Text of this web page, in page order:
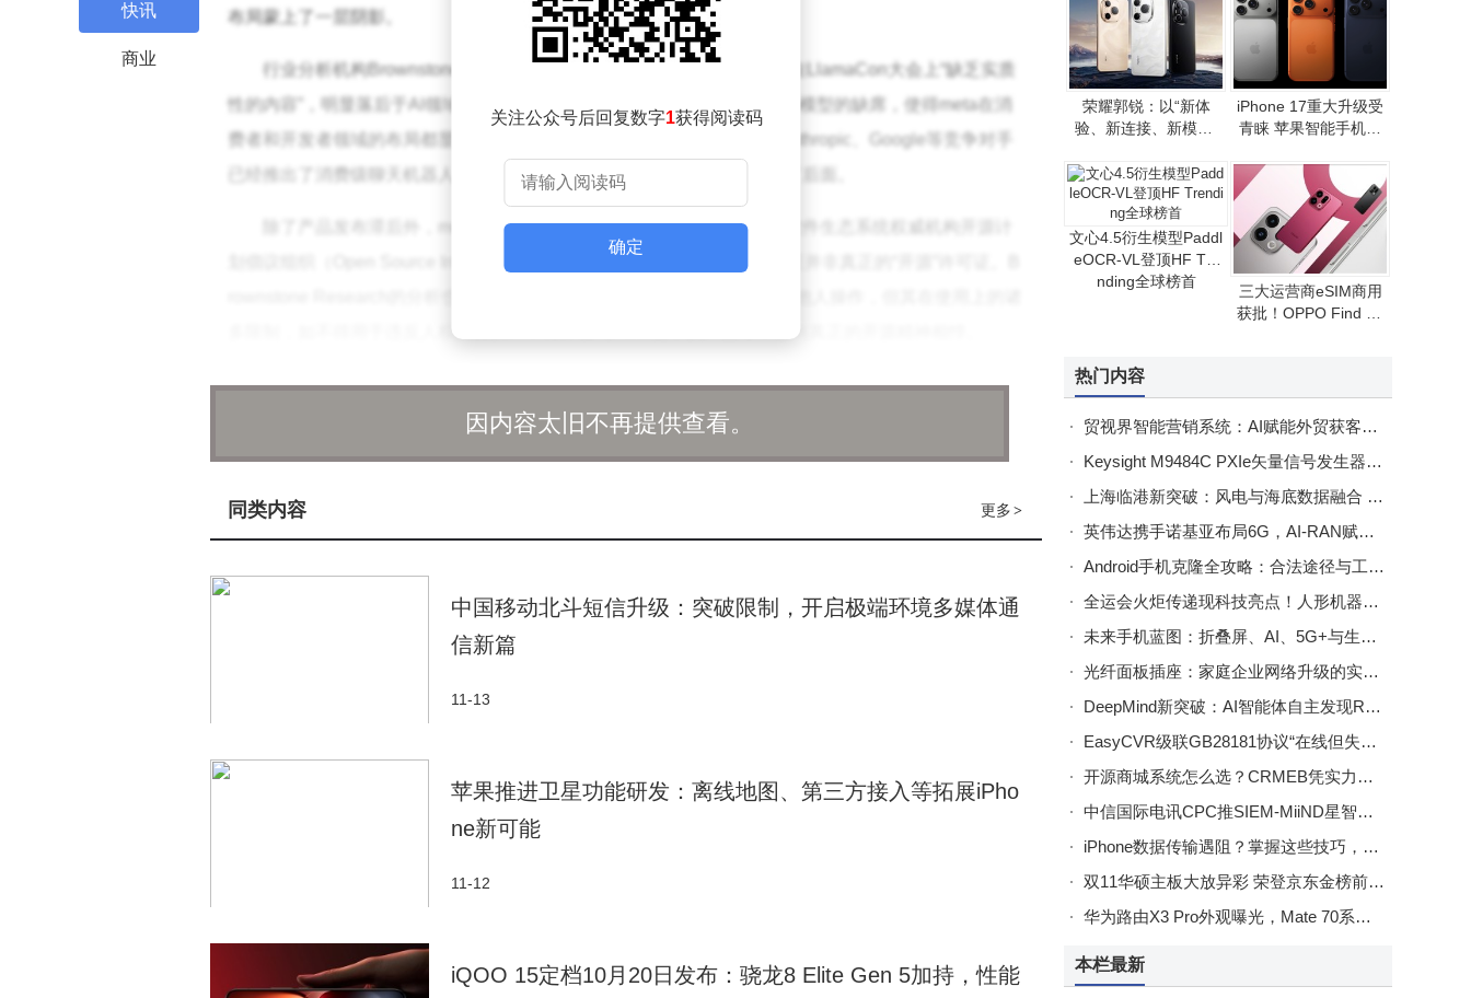
快讯
商业
布局蒙上了一层阴影。
行业分析机构Brownstone Research在会后发布的报告中指出，me
ta在LlamaCon大会上“缺乏实质
性的内容”，明显落后于AI领域的竞争对手。报告强调，Llama 4 Behemoth模型的缺席，使得meta在消
费者和开发者领域的布局都显得缺乏突破性进展。相比之下，OpenAI、Anthropic、Google等竞争对手
已经推出了消费级聊天机器人应用和企业API接口，而me
除了产品发布滞后外，me
ta的“开源”策略也受到了外界的质疑。开源软件生态系统权威机构开源计
多限制，如不得用于违反人权的目的、不得开发与me
ta竞争的产品等，都与真正的开源精神相悖。
面对这些挑战，meta选择了继续加大投入。在财报中，meta宣布将2025年的资本支出预期上调了7
0亿美元，以加速获得算力。这一数字较去年增长了84%，几乎接近谷歌今年的支出水平。尽管从收入
然而，me
ta的豪赌能否取得回报，仍然是一个未知数。在AI领域，技术创新和市场竞争都异常激
烈。meta能否在激烈的竞争中脱颖而出，实现其在AI领域的布局和愿景，还需要时间的检验。
ta也需要面对外界的质疑和批评，不断改进和完善其AI战略。只有这样，才能在AI领域立
关注公众号后回复数字1获得阅读码
确定
因内容太旧不再提供查看。
更多 >
同类内容
中国移动北斗短信升级：突破限制，开启极端环境多媒体通
信新篇
11-13
苹果推进卫星功能研发：离线地图、第三方接入等拓展iPho
ne新可能
11-12
iQOO 15定档10月20日发布：骁龙8 Elite Gen 5加持，性能
荣耀郭锐：以“新体
验、新连接、新模式”
费市场
iPhone 17重大升级受
青睐 苹果智能手机年
文心4.5衍生模型Paddl
eOCR-VL登顶HF Tre
nding全球榜首
三大运营商eSIM商用
获批！OPPO Find X9
热门内容
贸视界智能营销系统：AI赋能外贸获客，助力企业数字化转型新选择
Keysight M9484C PXIe矢量信号发生器：高端测试领域的性能新标杆
上海临港新突破：风电与海底数据融合 开启绿色算力新篇章
英伟达携手诺基亚布局6G，AI-RAN赋能未来通信与边缘计算新生态
Android手机克隆全攻略：合法途径与工具推荐，守护数字隐私安全
全运会火炬传递现科技亮点！人形机器人“夸父”圆满完成百米传递
未来手机蓝图：折叠屏、AI、5G+与生物识别如何重塑智能生活？
光纤面板插座：家庭企业网络升级的实用之选，高速稳定又美观
DeepMind新突破：AI智能体自主发现RL算法，性能超主流算法
EasyCVR级联GB28181协议“在线但失联”？从端口差异入手破解订阅无响应难题
开源商城系统怎么选？CRMEB凭实力上榜，助力企业高效经营！
中信国际电讯CPC推SIEM-MiiND星智神盾 跃升AI SOC效能 智启云网安新未来
iPhone数据传输遇阻？掌握这些技巧，轻松实现无缝数据迁移
双11华硕主板大放异彩 荣登京东金榜前三 热门型号优惠抢购中
​华为路由X3 Pro外观曝光，Mate 70系列再添新成员「Mate 70 Air」引期待​
本栏最新